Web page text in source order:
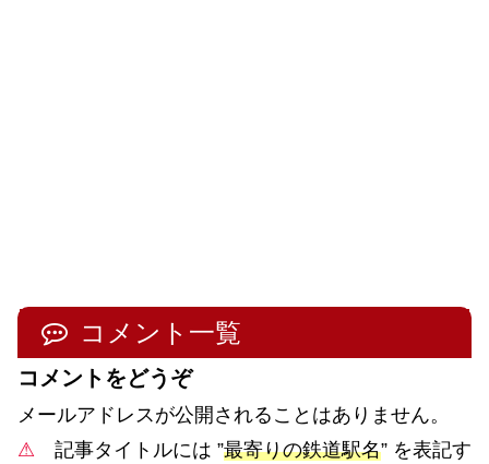
コメント一覧
コメントをどうぞ
メールアドレスが公開されることはありません。
⚠ 記事タイトルには ”最寄りの鉄道駅名” を表記す